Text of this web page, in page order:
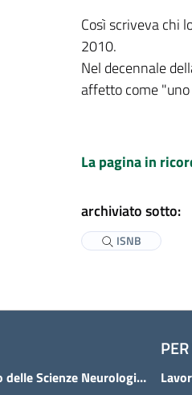
Così scriveva chi
2010.
Nel decennale
affetto come
La pagina in
archiviato sotto:
ISNB
Cura e assistenza all'Istituto delle Scienze Neurologiche